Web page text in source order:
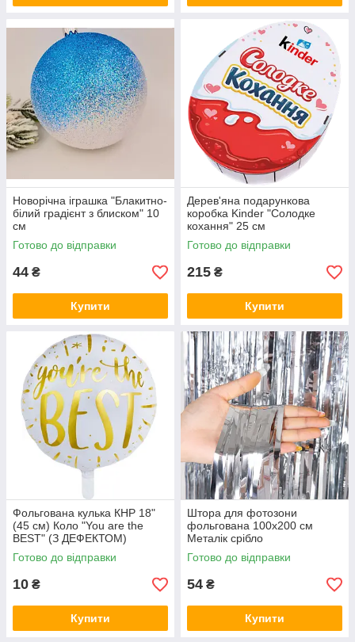
Новорічна іграшка "Блакитно-
білий градієнт з блиском" 10
см
Готово до відправки
44 ₴
Купити
Дерев'яна подарункова
коробка Kinder "Солодке
кохання" 25 см
Готово до відправки
215 ₴
Купити
Фольгована кулька КНР 18"
(45 см) Коло "You are the
BEST" (З ДЕФЕКТОМ)
Готово до відправки
10 ₴
Купити
Штора для фотозони
фольгована 100х200 см
Металік срібло
Готово до відправки
54 ₴
Купити